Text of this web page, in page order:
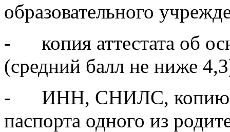
- ИНН, СНИЛС, копию
паспорта одного из
Набор осуществляется в
изучением отдельных
подгруппы):